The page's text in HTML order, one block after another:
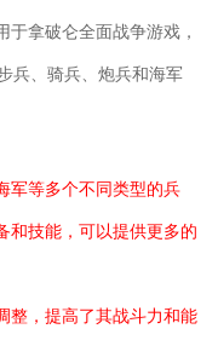
拿破仑全面战争游戏，
兵、骑兵、炮兵和海军
军等多个不同类型的兵
和技能，可以提供更多的
整，提高了其战斗力和能